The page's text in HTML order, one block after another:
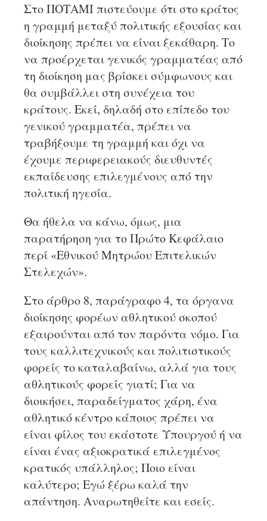
Στο ΠΟΤΑΜΙ πιστεύουμε ότι στο κράτος
η γραμμή μεταξύ πολιτικής εξουσίας και
διοίκησης πρέπει να είναι ξεκάθαρη. Το
να προέρχεται γενικός γραμματέας από
τη διοίκηση μας βρίσκει σύμφωνους και
θα συμβάλλει στη συνέχεια του
κράτους. Εκεί, δηλαδή στο επίπεδο του
γενικού γραμματέα, πρέπει να
τραβήξουμε τη γραμμή και όχι να
έχουμε περιφερειακούς διευθυντές
εκπαίδευσης επιλεγμένους από την
πολιτική ηγεσία.
Θα ήθελα να κάνω, όμως, μια
παρατήρηση για το Πρώτο Κεφάλαιο
περί «Εθνικού Μητρώου Επιτελικών
Στελεχών».
Στο άρθρο 8, παράγραφο 4, τα όργανα
διοίκησης φορέων αθλητικού σκοπού
εξαιρούνται από τον παρόντα νόμο. Για
τους καλλιτεχνικούς και πολιτιστικούς
φορείς το καταλαβαίνω, αλλά για τους
αθλητικούς φορείς γιατί; Για να
διοικήσει, παραδείγματος χάρη, ένα
αθλητικό κέντρο κάποιος πρέπει να
είναι φίλος του εκάστοτε Υπουργού ή να
είναι ένας αξιοκρατικά επιλεγμένος
κρατικός υπάλληλος; Ποιο είναι
καλύτερο; Εγώ ξέρω καλά την
απάντηση. Αναρωτηθείτε και εσείς.